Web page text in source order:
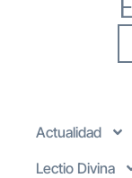
Actualidad
Lectio Divina